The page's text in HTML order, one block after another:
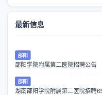
最新信息
邵阳
邵阳学院附属第二医院招聘公告
邵阳
湖南邵阳学院附属第二医院招聘